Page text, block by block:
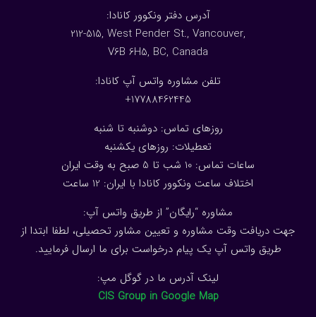
:آدرس دفتر ونکوور کانادا
212-515, West Pender St., Vancouver,
V6B 6H5, BC, Canada
تلفن مشاوره واتس آپ کانادا:
17788462445+
روزهای تماس: دوشنبه تا شنبه
تعطیلات: روزهای یکشنبه
ساعات تماس: 10 شب تا 5 صبح به وقت ایران
اختلاف ساعت ونکوور کانادا با ایران: 1 2 ساعت
مشاوره “رایگان” از طریق واتس آپ:
جهت دریافت وقت مشاوره و تعیین مشاور تحصیلی، لطفا ابتدا از
طریق واتس آپ یک پیام درخواست برای ما ارسال فرمایید.
لینک آدرس ما در گوگل مپ:
CIS Group in Google Map